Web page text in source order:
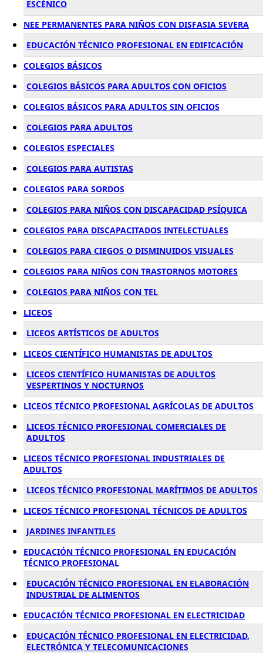
ESCÉNICO
NEE PERMANENTES PARA NIÑOS CON DISFASIA SEVERA
EDUCACIÓN TÉCNICO PROFESIONAL EN EDIFICACIÓN
COLEGIOS BÁSICOS
COLEGIOS BÁSICOS PARA ADULTOS CON OFICIOS
COLEGIOS BÁSICOS PARA ADULTOS SIN OFICIOS
COLEGIOS PARA ADULTOS
COLEGIOS ESPECIALES
COLEGIOS PARA AUTISTAS
COLEGIOS PARA SORDOS
COLEGIOS PARA NIÑOS CON DISCAPACIDAD PSÍQUICA
COLEGIOS PARA DISCAPACITADOS INTELECTUALES
COLEGIOS PARA CIEGOS O DISMINUIDOS VISUALES
COLEGIOS PARA NIÑOS CON TRASTORNOS MOTORES
COLEGIOS PARA NIÑOS CON TEL
LICEOS
LICEOS ARTÍSTICOS DE ADULTOS
LICEOS CIENTÍFICO HUMANISTAS DE ADULTOS
LICEOS CIENTÍFICO HUMANISTAS DE ADULTOS
VESPERTINOS Y NOCTURNOS
LICEOS TÉCNICO PROFESIONAL AGRÍCOLAS DE ADULTOS
LICEOS TÉCNICO PROFESIONAL COMERCIALES DE
ADULTOS
LICEOS TÉCNICO PROFESIONAL INDUSTRIALES DE
ADULTOS
LICEOS TÉCNICO PROFESIONAL MARÍTIMOS DE ADULTOS
LICEOS TÉCNICO PROFESIONAL TÉCNICOS DE ADULTOS
JARDINES INFANTILES
EDUCACIÓN TÉCNICO PROFESIONAL EN EDUCACIÓN
TÉCNICO PROFESIONAL
EDUCACIÓN TÉCNICO PROFESIONAL EN ELABORACIÓN
INDUSTRIAL DE ALIMENTOS
EDUCACIÓN TÉCNICO PROFESIONAL EN ELECTRICIDAD
EDUCACIÓN TÉCNICO PROFESIONAL EN ELECTRICIDAD,
ELECTRÓNICA Y TELECOMUNICACIONES